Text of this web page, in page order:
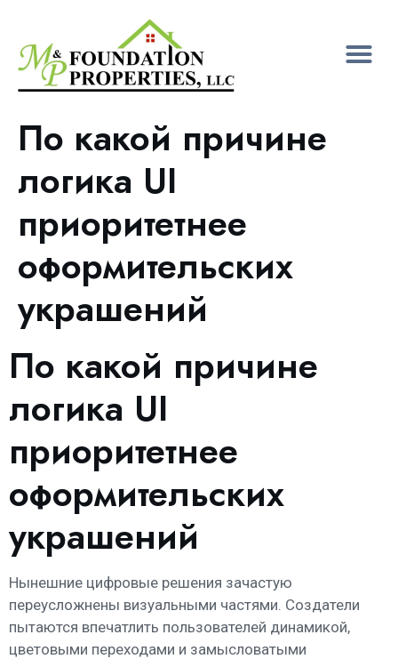
По какой причине
логика UI
приоритетнее
оформительских
украшений
По какой причине
логика UI
приоритетнее
оформительских
украшений
Нынешние цифровые решения зачастую
переусложнены визуальными частями. Создатели
пытаются впечатлить пользователей динамикой,
цветовыми переходами и замысловатыми